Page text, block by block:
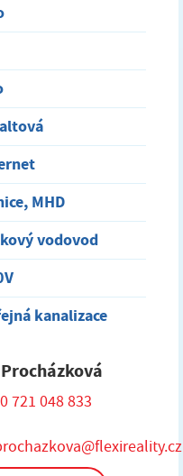
MHD
vodovod
kanalizace
721 048 833